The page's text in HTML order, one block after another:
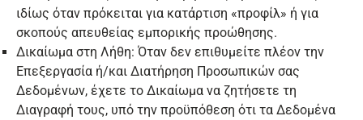
ιδίως όταν πρόκειται για κατάρτιση «προφίλ» ή για
σκοπούς απευθείας εμπορικής προώθησης.
Δικαίωμα στη Λήθη: Όταν δεν επιθυμείτε πλέον την
Επεξεργασία ή/και Διατήρηση Προσωπικών σας
Δεδομένων, έχετε το Δικαίωμα να ζητήσετε τη
Διαγραφή τους, υπό την προϋπόθεση ότι τα Δεδομένα